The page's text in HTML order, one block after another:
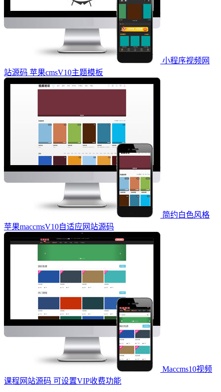
小程序视频网
站源码 苹果cmsV10主题模板
简约白色风格
苹果maccmsV10自适应网站源码
Maccms10视频
课程网站源码 可设置VIP收费功能